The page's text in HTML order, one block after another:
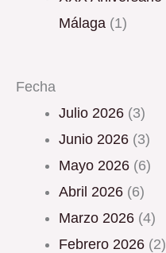
Málaga (1)
Fecha
julio 2026 (3)
junio 2026 (3)
mayo 2026 (6)
abril 2026 (6)
marzo 2026 (4)
febrero 2026 (2)